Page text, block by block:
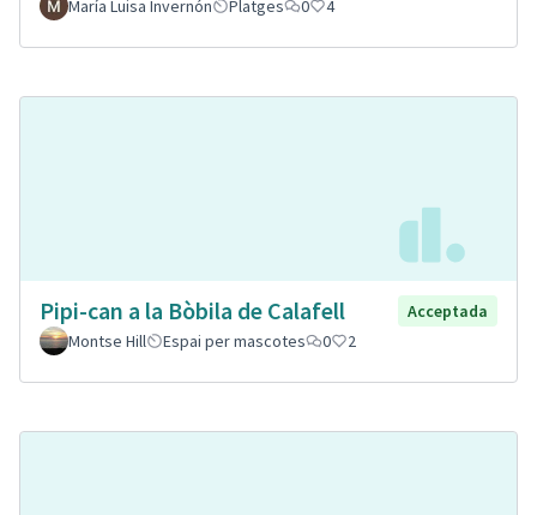
María Luisa Invernón Platges 0 4
Pipi-can a la Bòbila de Calafell
Acceptada
Montse Hill
Espai per mascotes 0 2